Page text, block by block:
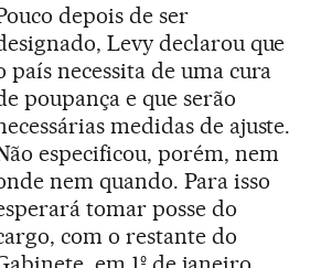
depois de ser
Levy declarou que
país necessita de uma cura
poupança e que serão
medidas de ajuste.
especificou, porém, nem
nem quando. Para isso
tomar posse do
com o restante do